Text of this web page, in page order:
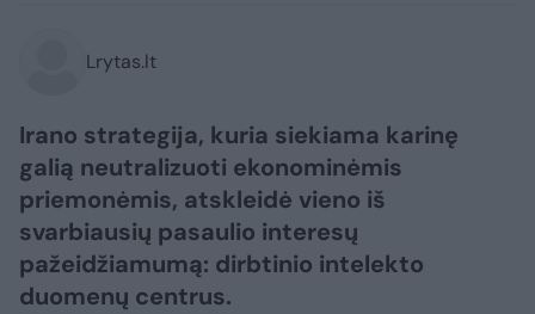
Lrytas.lt
Irano strategija, kuria siekiama karinę
galią neutralizuoti ekonominėmis
priemonėmis, atskleidė vieno iš
svarbiausių pasaulio interesų
pažeidžiamumą: dirbtinio intelekto
duomenų centrus.